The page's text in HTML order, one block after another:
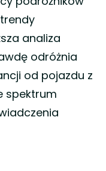
analiza
odróżnia
od pojazdu z
spektrum